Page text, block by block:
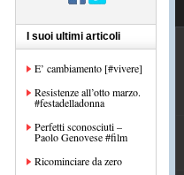
I suoi ultimi articoli
E’ cambiamento [#vivere]
Resistenze all’otto marzo.
#festadelladonna
Perfetti sconosciuti –
Paolo Genovese #film
Ricominciare da zero